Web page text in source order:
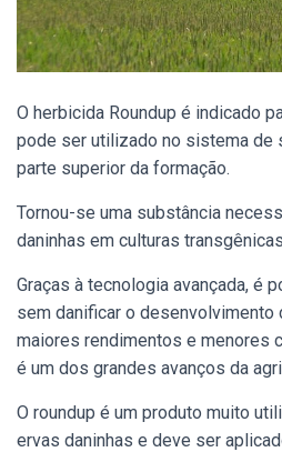
O herbicida Roundup é indicado
pode ser utilizado no sistema de
parte superior da formação.
Tornou-se uma substância
daninhas em culturas
Graças à tecnologia avançada, é
sem danificar o desenvolvimento
maiores rendimentos e menores
é um dos grandes avanços da
O roundup é um produto muito
ervas daninhas e deve ser